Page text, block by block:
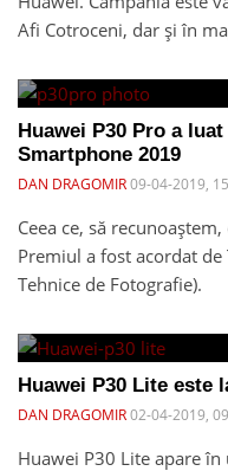
Afi Cotroceni, dar și în
Huawei P30 Pro a
Smartphone 2019
DAN DRAGOMIR09-04-2019,
Ceea ce, să
Premiul a fost acordat
Tehnice de Fotografie).
Huawei P30 Lite este
DAN DRAGOMIR02-04-2019,
Huawei P30 Lite apare